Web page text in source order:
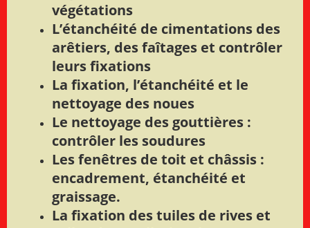
végétations
L’étanchéité de cimentations des
arêtiers, des faîtages et contrôler
leurs fixations
La fixation, l’étanchéité et le
nettoyage des noues
Le nettoyage des gouttières :
contrôler les soudures
Les fenêtres de toit et châssis :
encadrement, étanchéité et
graissage.
La fixation des tuiles de rives et